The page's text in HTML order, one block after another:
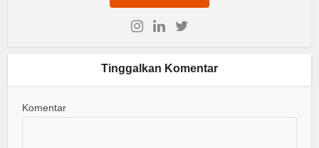
Tinggalkan Komentar
Komentar